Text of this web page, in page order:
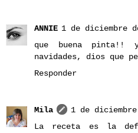
ANNIE 1 de diciembre
que buena pinta!!
navidades, dios que
Responder
Mila
1 de
La receta es la